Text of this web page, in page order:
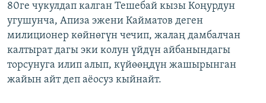
80ге чукулдап калган Тешебай кызы Коңурдун
угушунча, Апиза эжени Кайматов деген
милиционер көйнөгүн чечип, жалаң дамбалчан
калтырат дагы эки колун үйдүн айбанындагы
торсунуга илип алып, күйөөңдүн жашырынган
жайын айт деп аёосуз кыйнайт.